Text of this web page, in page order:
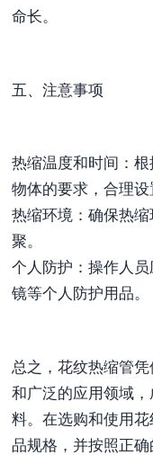
命长。
五、注意事项
热缩温度和时间：
物体的要求，合理设
热缩环境：确保热
聚。
个人防护：操作人
镜等个人防护用品。
总之，花纹热缩管
和广泛的应用领域
料。在选购和使用
品规格，并按照正